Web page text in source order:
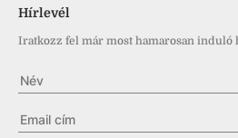
Hírlevél
Iratkozz fel már most hamarosan